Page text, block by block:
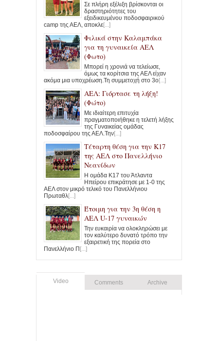
Σε πλήρη εξέλιξη βρίσκονται οι
δραστηριότητες του
εξειδικευμένου ποδοσφαιρικού
camp της ΑΕΛ, αποκλε[...]
Φιλικά στην Καλαμπάκα
για τη γυναικεία ΑΕΛ
(Φωτο)
Μπορεί η χρονιά να τελείωσε,
όμως τα κορίτσια της ΑΕΛ είχαν
ακόμα μια υποχρέωση.Τη συμμετοχή στο 3ο[...]
ΑΕΛ: Γιόρτασε τη λήξη!
(Φώτο)
Με ιδιαίτερη επιτυχία
πραγματοποιήθηκε η τελετή λήξης
της Γυναικείας ομάδας
ποδοσφαίρου της ΑΕΛ.Την[...]
Τέταρτη θέση για την Κ17
της ΑΕΛ στο Πανελλήνιο
Νεανίδων
Η ομάδα Κ17 του Άτλαντα
Ηπείρου επικράτησε με 1-0 της
ΑΕΛ στον μικρό τελικό του Πανελλήνιου
Πρωταθλ[...]
Έτοιμη για την 3η θέση η
ΑΕΛ U-17 γυναικών
Την ευκαιρία να ολοκληρώσει με
τον καλύτερο δυνατό τρόπο την
εξαιρετική της πορεία στο
Πανελλήνιο Π [...]
Video Comments Archive